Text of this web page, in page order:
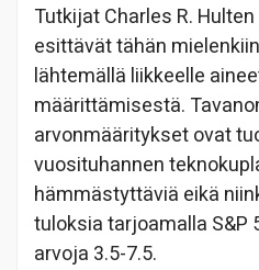
Tutkijat Charles R.
esittävät tähän
lähtemällä liikkeelle
määrittämisestä.
arvonmääritykset ovat
vuosituhannen
hämmästyttäviä eikä
tuloksia tarjoamalla S&P
arvoja 3.5-7.5.